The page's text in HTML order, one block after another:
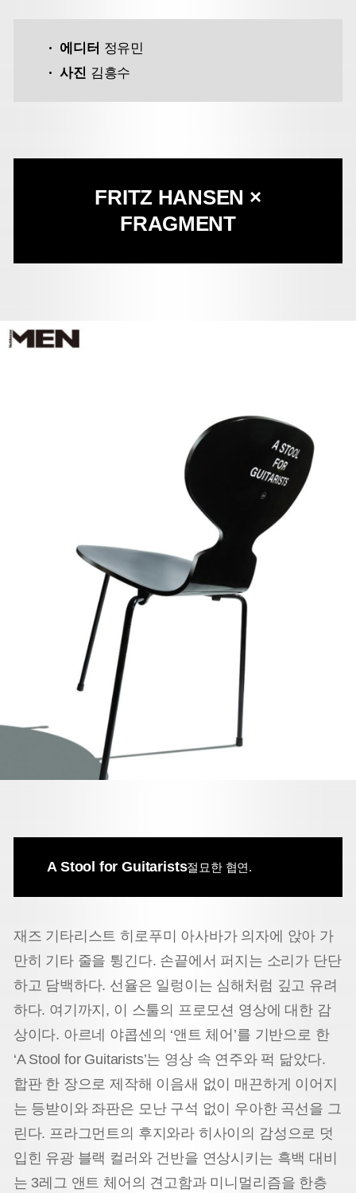
에디터 정유민
사진 김흥수
FRITZ HANSEN ×
FRAGMENT
A Stool for Guitarists절묘한 협연.
재즈 기타리스트 히로푸미 아사바가 의자에 앉아 가
만히 기타 줄을 튕긴다. 손끝에서 퍼지는 소리가 단단
하고 담백하다. 선율은 일렁이는 심해처럼 깊고 유려
하다. 여기까지, 이 스툴의 프로모션 영상에 대한 감
상이다. 아르네 야콥센의 ‘앤트 체어’를 기반으로 한
‘A Stool for Guitarists’는 영상 속 연주와 퍽 닮았다.
합판 한 장으로 제작해 이음새 없이 매끈하게 이어지
는 등받이와 좌판은 모난 구석 없이 우아한 곡선을 그
린다. 프라그먼트의 후지와라 히사이의 감성으로 덧
입힌 유광 블랙 컬러와 건반을 연상시키는 흑백 대비
는 3레그 앤트 체어의 견고함과 미니멀리즘을 한층